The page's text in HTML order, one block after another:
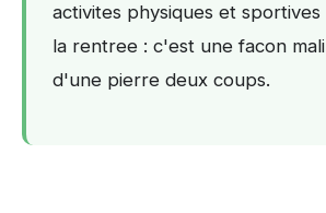
activites physiques et sportives
la rentree : c'est une facon
d'une pierre deux coups.